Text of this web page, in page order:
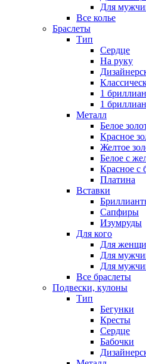
Для
Все колье
Браслеты
Тип
Сердце
На руку
1
1
Металл
Белое
Красное
Желтое
Белое с
Красное с
Платина
Вставки
Сапфиры
Изумруды
Для кого
Для
Для
Для
Все браслеты
Подвески, кулоны
Тип
Бегунки
Кресты
Сердце
Бабочки